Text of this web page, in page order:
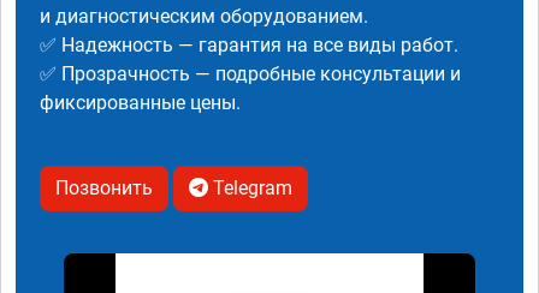
и диагностическим оборудованием.
✅ Надежность — гарантия на все виды работ.
✅ Прозрачность — подробные консультации и
фиксированные цены.
Позвонить Telegram